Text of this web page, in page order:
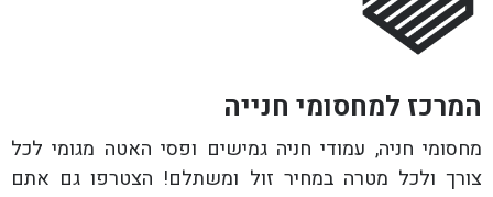
המרכז למחסומי חנייה
מחסומי חניה, עמודי חניה גמישים ופסי האטה מגומי לכל
צורך ולכל מטרה במחיר זול ומשתלם! הצטרפו גם אתם